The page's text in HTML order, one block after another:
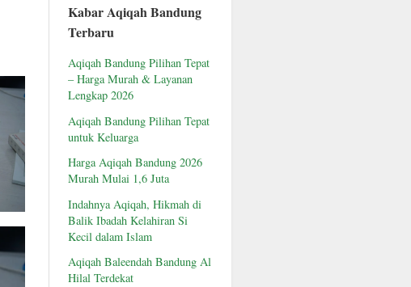
Kabar Aqiqah Bandung
Terbaru
Aqiqah Bandung Pilihan Tepat
– Harga Murah & Layanan
Lengkap 2026
Aqiqah Bandung Pilihan Tepat
untuk Keluarga
Harga Aqiqah Bandung 2026
Murah Mulai 1,6 Juta
Indahnya Aqiqah, Hikmah di
Balik Ibadah Kelahiran Si
Kecil dalam Islam
Aqiqah Baleendah Bandung Al
Hilal Terdekat